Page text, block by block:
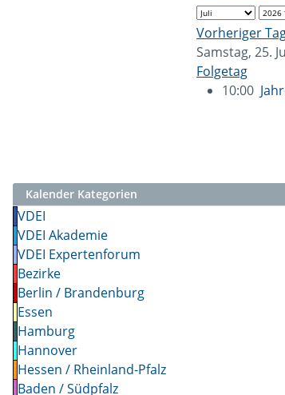
Vorheriger
Samstag, 25.
Folgetag
10:00
Kalender Kategorien
VDEI
VDEI Akademie
VDEI Expertenforum
Bezirke
Berlin / Brandenburg
Essen
Hamburg
Hannover
Hessen / Rheinland-Pfalz
Baden / Südpfalz